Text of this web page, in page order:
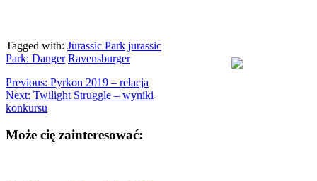
Tagged with: Jurassic Park jurassic
Park: Danger Ravensburger
Previous: Pyrkon 2019 – relacja
Next: Twilight Struggle – wyniki
konkursu
Może cię zainteresować: